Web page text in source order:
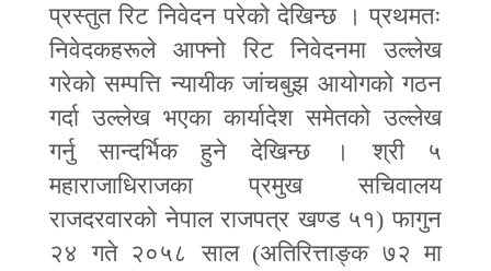
प्रस्तुत रिट निवेदन परेको देखिन्छ । प्रथमतः
निवेदकहरूले आफ्नो रिट निवेदनमा उल्लेख
गरेको सम्पत्ति न्यायीक जांचबुझ आयोगको गठन
गर्दा उल्लेख भएका कार्यादेश समेतको उल्लेख
गर्नु सान्दर्भिक हुने देखिन्छ । श्री ५
महाराजाधिराजका प्रमुख सचिवालय
राजदरवारको नेपाल राजपत्र खण्ड ५१) फागुन
२४ गते २०५८ साल (अतिरित्ताङ्क ७२ मा